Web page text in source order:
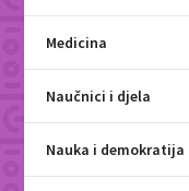
Medicina
Naučnici i djela
Nauka i demokratija